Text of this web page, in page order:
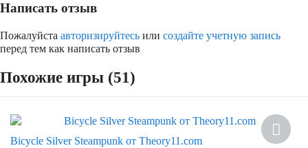
Написать отзыв
Пожалуйста авторизируйтесь или создайте учетную запись
перед тем как написать отзыв
Похожие игры (51)
Bicycle Silver Steampunk от Theory11.com